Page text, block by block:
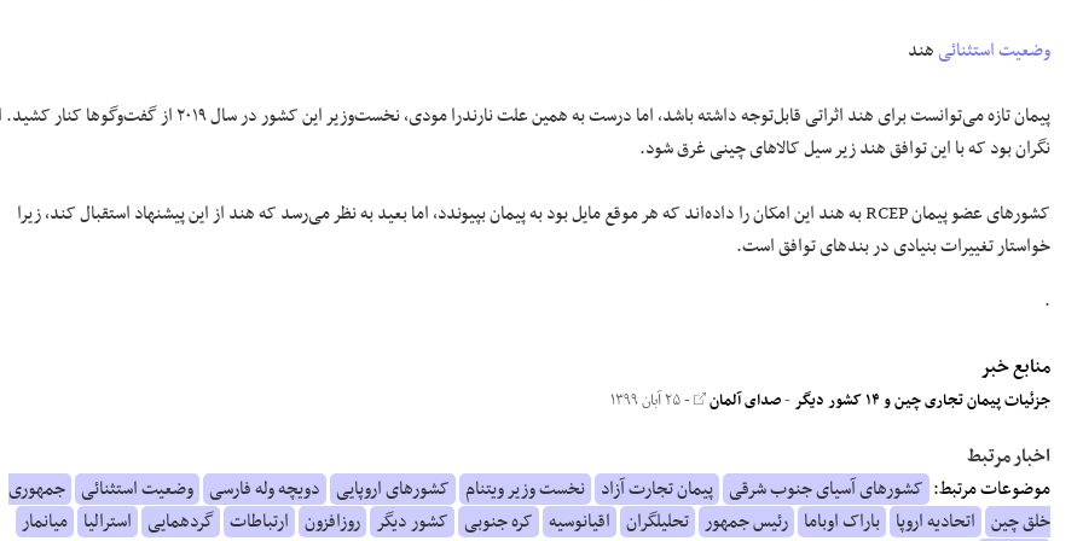
وضعیت استثنائیهند
پیمان تازه می‌توانست برای هند اثراتی قابل‌توجه داشته باشد، اما درست به همین علت نارندرا مودی، نخست‌وزیر این کشور در سال ۲۰۱۹ از گفت‌وگوها
نگران بود که با این توافق هند زیر سیل کالاهای چینی غرق شود.
کشورهای عضو پیمان RCEP به هند این امکان را داده‌اند که هر موقع مایل بود به پیمان بپیوندد، اما بعید به نظر می‌رسد که هند از این پیشنهاد استقبال کند، زیرا
خواستار تغییرات بنیادی در بندهای توافق است.
.
منابع خبر
جزئیات پیمان تجاری چین و ۱۴ کشور دیگر -صدای آلمان - ۲۵ آبان ۱۳۹۹
اخبار مرتبط
موضوعات مرتبط: کشورهای آسیای جنوب شرقی پیمان تجارت آزاد نخست وزیر ویتنام کشورهای اروپایی دویچه وله فارسی وضعیت استثنائی جمهوری
خلق چین اتحادیه اروپا باراک اوباما رئیس جمهور تحلیلگران اقیانوسیه کره جنوبی کشور دیگر روزافزون ارتباطات گردهمایی استرالیا میانمار